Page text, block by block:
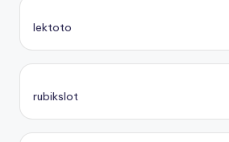
lektoto
rubikslot